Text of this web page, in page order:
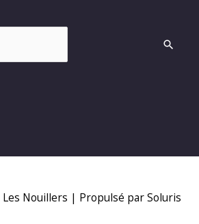
Les Nouillers | Propulsé par Soluris